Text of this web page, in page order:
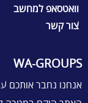
וואטסאפ למחשב
צור קשר
WA-GROUPS
אנחנו נחבר אותכם